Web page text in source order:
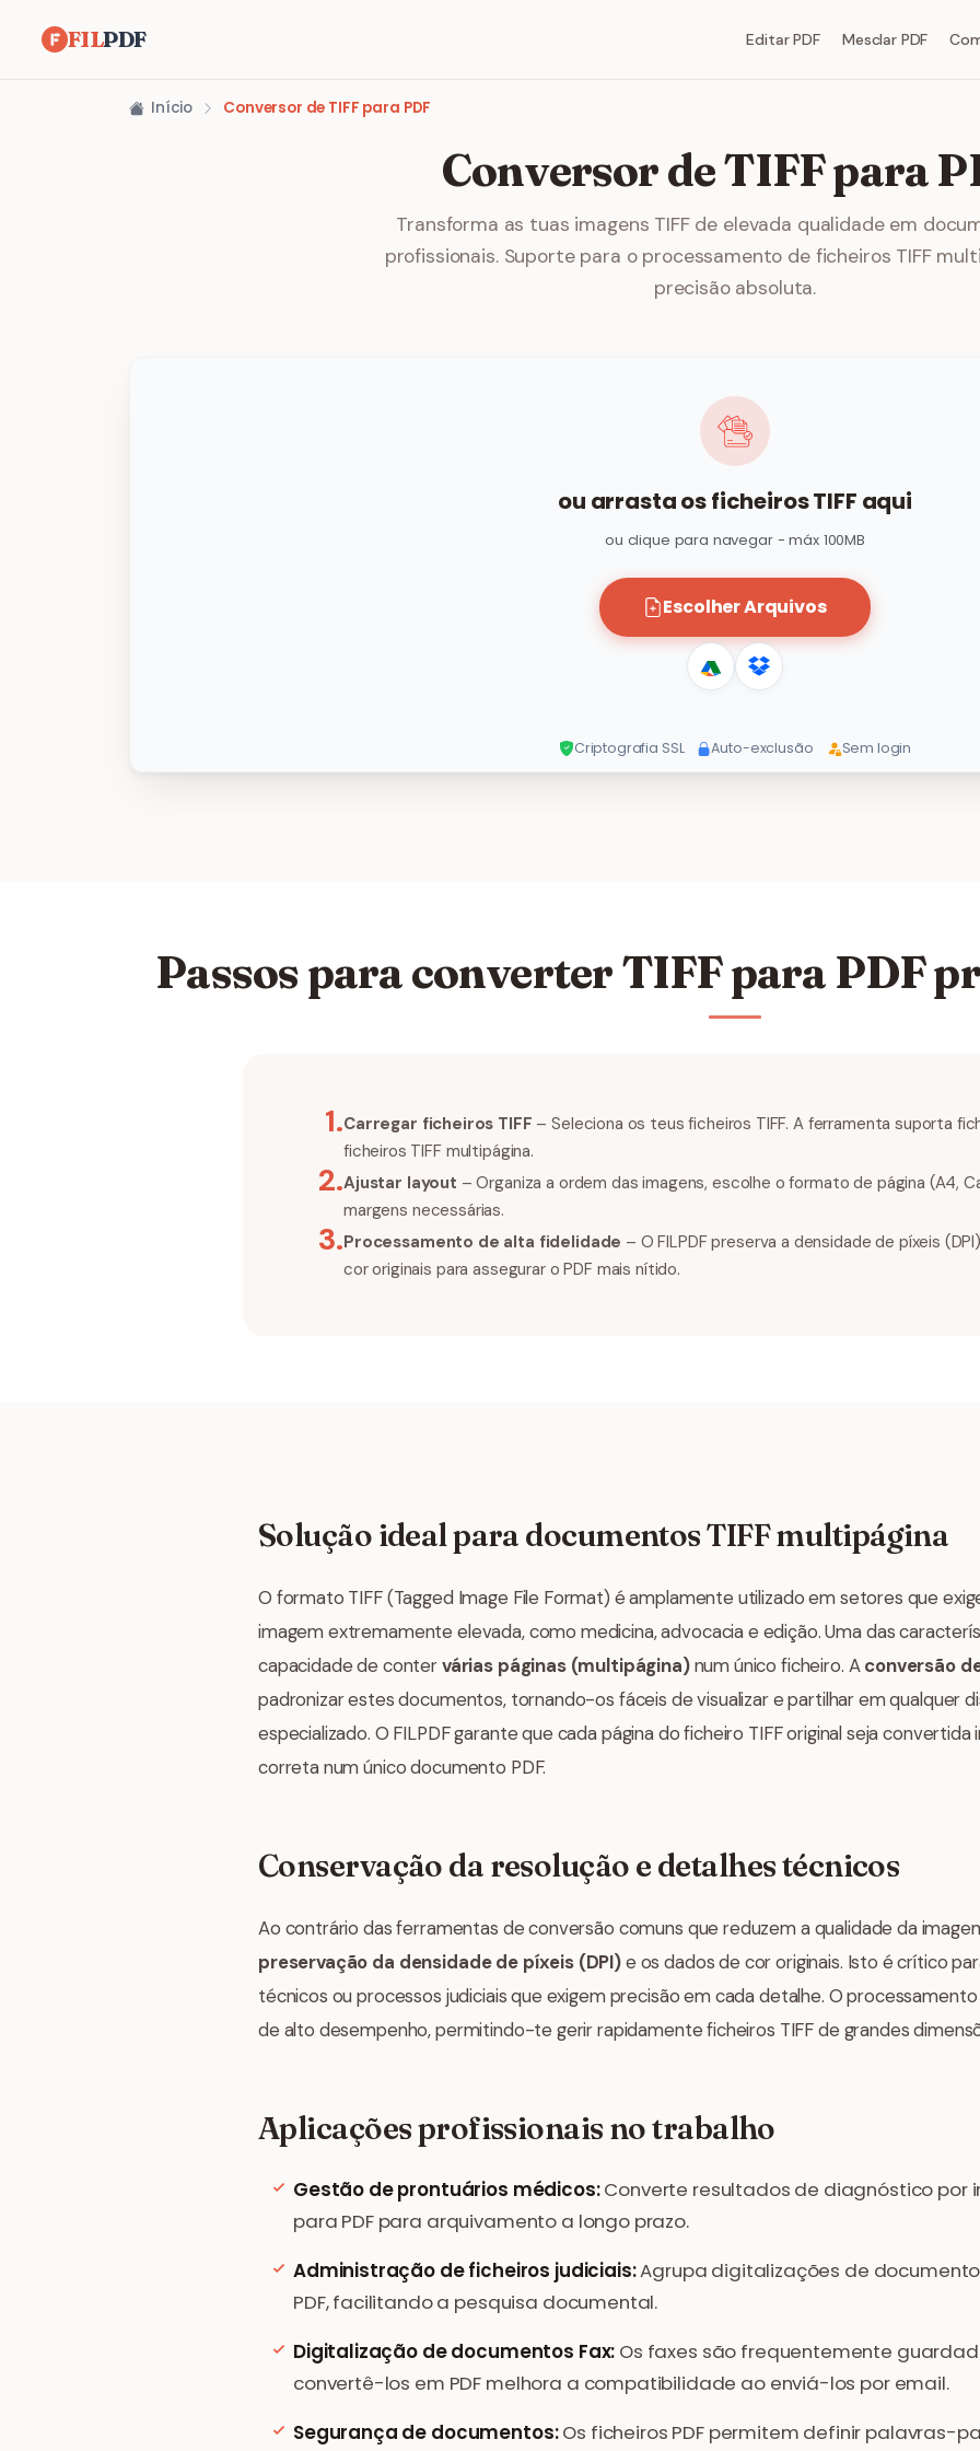
FILPDF Editar PDF Mesclar PDF
Início Conversor de TIFF para PDF
Conversor de TIFF para
Transforma as tuas imagens TIFF de elevada qualidade em
profissionais. Suporte para o processamento de ficheiros TIFF
precisão absoluta.
ou arrasta os ficheiros TIFF aqui
ou clique para navegar - máx 100MB
Escolher Arquivos
Criptografia SSL Auto-exclusão Sem login
Passos para converter TIFF para PDF
1.Carregar ficheiros TIFF – Seleciona os teus ficheiros TIFF. A ferramenta suporta
ficheiros TIFF multipágina.
2.Ajustar layout – Organiza a ordem das imagens, escolhe o formato de página (A4,
margens necessárias.
3.Processamento de alta fidelidade – O FILPDF preserva a densidade de píxeis
cor originais para assegurar o PDF mais nítido.
Solução ideal para documentos TIFF multipágina
O formato TIFF (Tagged Image File Format) é amplamente utilizado em setores que
imagem extremamente elevada, como medicina, advocacia e edição. Uma das
capacidade de contervárias páginas (multipágina)num único ficheiro. Aconversão
padronizar estes documentos, tornando-os fáceis de visualizar e partilhar em qualquer
especializado. O FILPDF garante que cada página do ficheiro TIFF original seja
correta num único documento PDF.
Conservação da resolução e detalhes técnicos
Ao contrário das ferramentas de conversão comuns que reduzem a qualidade da
preservação da densidade de píxeis (DPI)e os dados de cor originais. Isto é crítico
técnicos ou processos judiciais que exigem precisão em cada detalhe. O
de alto desempenho, permitindo-te gerir rapidamente ficheiros TIFF de grandes
Aplicações profissionais no trabalho
Gestão de prontuários médicos:Converte resultados de diagnóstico por
para PDF para arquivamento a longo prazo.
Administração de ficheiros judiciais:Agrupa digitalizações de
PDF, facilitando a pesquisa documental.
Digitalização de documentos Fax: Os faxes são frequentemente
convertê-los em PDF melhora a compatibilidade ao enviá-los por email.
Segurança de documentos:Os ficheiros PDF permitem definir palavras-